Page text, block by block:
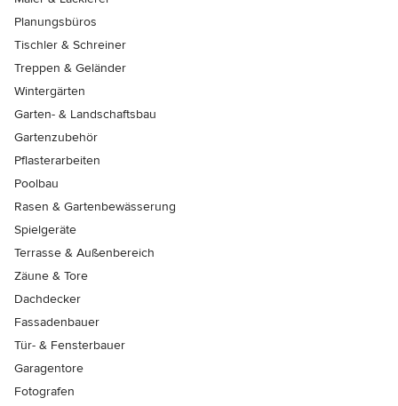
Planungsbüros
Tischler & Schreiner
Treppen & Geländer
Wintergärten
Garten- & Landschaftsbau
Gartenzubehör
Pflasterarbeiten
Poolbau
Rasen & Gartenbewässerung
Spielgeräte
Terrasse & Außenbereich
Zäune & Tore
Dachdecker
Fassadenbauer
Tür- & Fensterbauer
Garagentore
Fotografen